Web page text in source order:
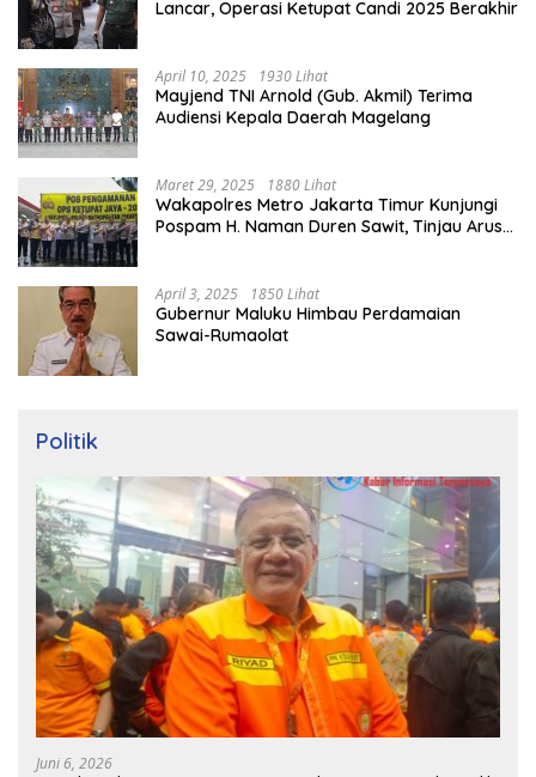
Lancar, Operasi Ketupat Candi 2025 Berakhir
April 10, 2025 1930 Lihat
Mayjend TNI Arnold (Gub. Akmil) Terima
Audiensi Kepala Daerah Magelang
Maret 29, 2025 1880 Lihat
Wakapolres Metro Jakarta Timur Kunjungi
Pospam H. Naman Duren Sawit, Tinjau Arus
April 3, 2025 1850 Lihat
Gubernur Maluku Himbau Perdamaian
Sawai-Rumaolat
Politik
Juni 6, 2026